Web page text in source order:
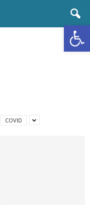
Abrir
COVID